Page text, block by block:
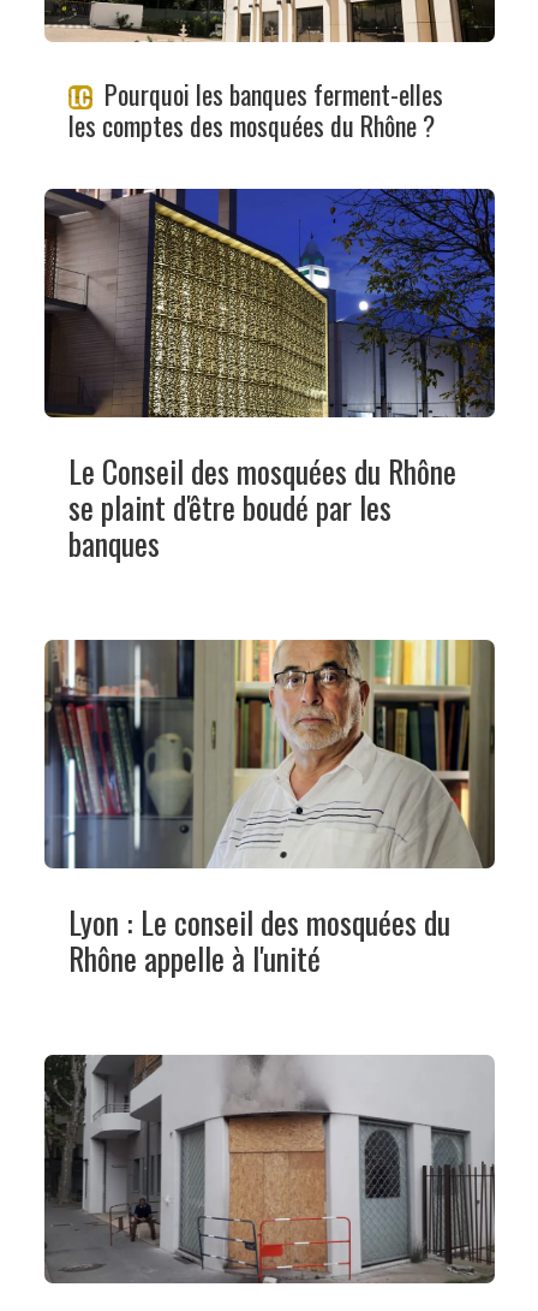
Pourquoi les banques ferment-elles
les comptes des mosquées du Rhône ?
Le Conseil des mosquées du Rhône
se plaint d'être boudé par les
banques
Lyon : Le conseil des mosquées du
Rhône appelle à l'unité